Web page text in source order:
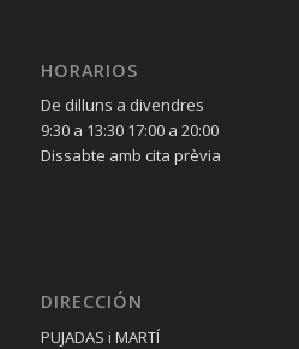
HORARIOS
De dilluns a divendres
9:30 a 13:30 17:00 a 20:00
Dissabte amb cita prèvia
DIRECCIÓN
PUJADAS i MARTÍ